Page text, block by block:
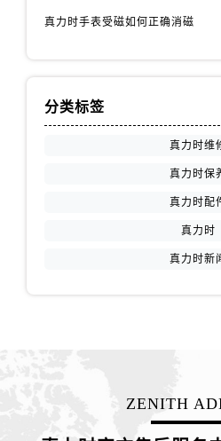
真力时手表受磁如何正确消磁
分类标签
真力时维
真力时保
真力时配
真力时
真力时新
ZENITH